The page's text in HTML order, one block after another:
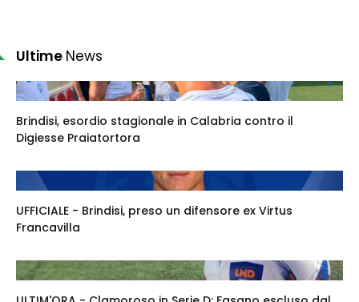
Ultime News
Brindisi, esordio stagionale in Calabria contro il
Digiesse Praiatortora
UFFICIALE - Brindisi, preso un difensore ex Virtus
Francavilla